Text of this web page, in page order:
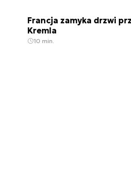
Francja zamyka drzwi
Kremla
10 min.